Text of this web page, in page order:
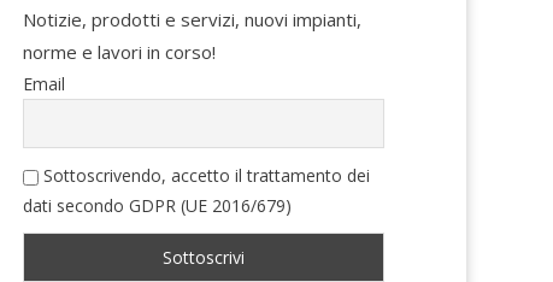
Notizie, prodotti e servizi, nuovi impianti,
norme e lavori in corso!
Email
Sottoscrivendo, accetto il trattamento dei
dati secondo GDPR (UE 2016/679)